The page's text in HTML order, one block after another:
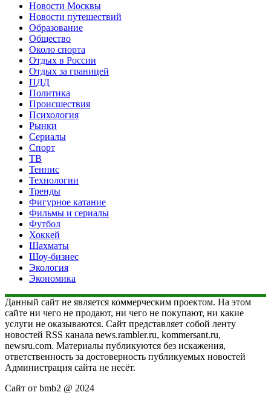
Новости Москвы
Новости путешествий
Образование
Общество
Около спорта
Отдых в России
Отдых за границей
ПДД
Политика
Происшествия
Психология
Рынки
Сериалы
Спорт
ТВ
Теннис
Технологии
Тренды
Фигурное катание
Фильмы и сериалы
Футбол
Хоккей
Шахматы
Шоу-бизнес
Экология
Экономика
Данный сайт не является коммерческим проектом. На этом
сайте ни чего не продают, ни чего не покупают, ни какие
услуги не оказываются. Сайт представляет собой ленту
новостей RSS канала news.rambler.ru, kommersant.ru,
newsru.com. Материалы публикуются без искажения,
ответственность за достоверность публикуемых новостей
Администрация сайта не несёт.
Сайт от bmb2 @ 2024